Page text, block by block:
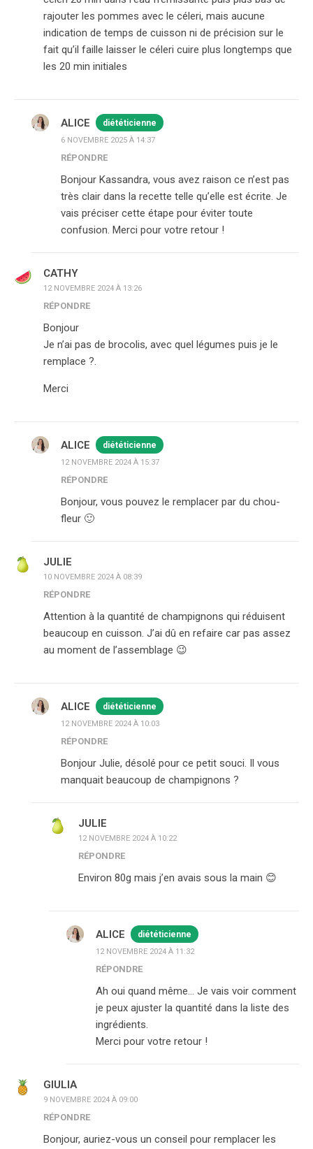
rajouter les pommes avec le céleri, mais aucune
indication de temps de cuisson ni de précision sur le
fait qu’il faille laisser le céleri cuire plus longtemps que
les 20 min initiales
ALICE diététicienne
6 NOVEMBRE 2025 À 14:37
RÉPONDRE
Bonjour Kassandra, vous avez raison ce n’est pas
très clair dans la recette telle qu’elle est écrite. Je
vais préciser cette étape pour éviter toute
confusion. Merci pour votre retour !
CATHY
12 NOVEMBRE 2024 À 13:26
RÉPONDRE
Bonjour
Je n’ai pas de brocolis, avec quel légumes puis je le
remplace ?.
Merci
ALICE diététicienne
12 NOVEMBRE 2024 À 15:37
RÉPONDRE
Bonjour, vous pouvez le remplacer par du chou-
fleur 🙂
JULIE
10 NOVEMBRE 2024 À 08:39
RÉPONDRE
Attention à la quantité de champignons qui réduisent
beaucoup en cuisson. J’ai dû en refaire car pas assez
au moment de l’assemblage 😉
ALICE diététicienne
12 NOVEMBRE 2024 À 10:03
RÉPONDRE
Bonjour Julie, désolé pour ce petit souci. Il vous
manquait beaucoup de champignons ?
JULIE
12 NOVEMBRE 2024 À 10:22
RÉPONDRE
Environ 80g mais j’en avais sous la main 😊
ALICE diététicienne
12 NOVEMBRE 2024 À 11:32
RÉPONDRE
Ah oui quand même… Je vais voir comment
je peux ajuster la quantité dans la liste des
ingrédients.
Merci pour votre retour !
GIULIA
9 NOVEMBRE 2024 À 09:00
RÉPONDRE
Bonjour, auriez-vous un conseil pour remplacer les